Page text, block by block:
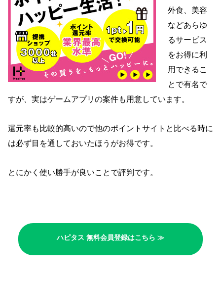
外食、美容
などあらゆ
るサービス
をお得に利
用できるこ
とで有名で
すが、実はゲームアプリの案件も用意しています。
還元率も比較的高いので他のポイントサイトと比べる時に
は必ず目を通しておいたほうがお得です。
とにかく使い勝手が良いことで評判です。
ハピタス 無料会員登録はこちら ≫